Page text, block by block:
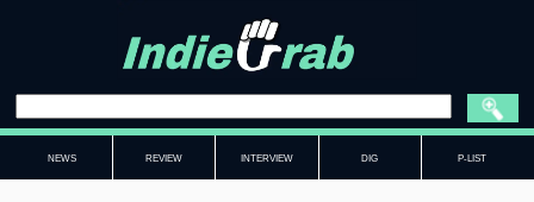
NEWS REVIEW INTERVIEW DIG P-LIST